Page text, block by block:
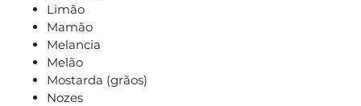
Limão
Mamão
Melancia
Melão
Mostarda (grãos)
Nozes